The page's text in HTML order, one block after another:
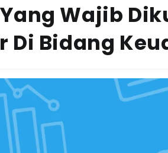
Wajib
Di Bidang